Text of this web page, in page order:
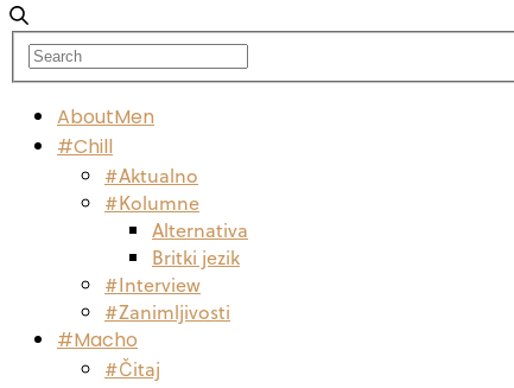
AboutMen
#Chill
#Aktualno
#Kolumne
Alternativa
Britki jezik
#Interview
#Zanimljivosti
#Macho
#Čitaj